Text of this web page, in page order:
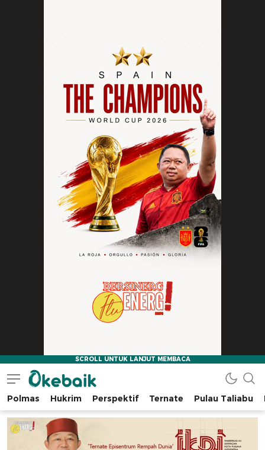
Okebaik.id
Baiknya Dibaca
Polmas Hukrim Perspektif Ternate Pulau Taliabu